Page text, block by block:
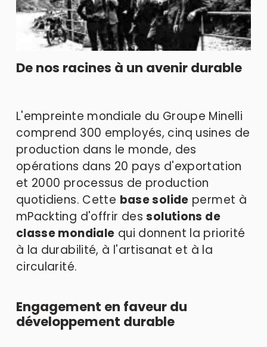
De nos racines à un avenir durable
L'empreinte mondiale du Groupe Minelli
comprend 300 employés, cinq usines de
production dans le monde, des
opérations dans 20 pays d'exportation
et 2000 processus de production
quotidiens. Cette base solide permet à
mPackting d'offrir des solutions de
classe mondiale qui donnent la priorité
à la durabilité, à l'artisanat et à la
circularité.
Engagement en faveur du
développement durable